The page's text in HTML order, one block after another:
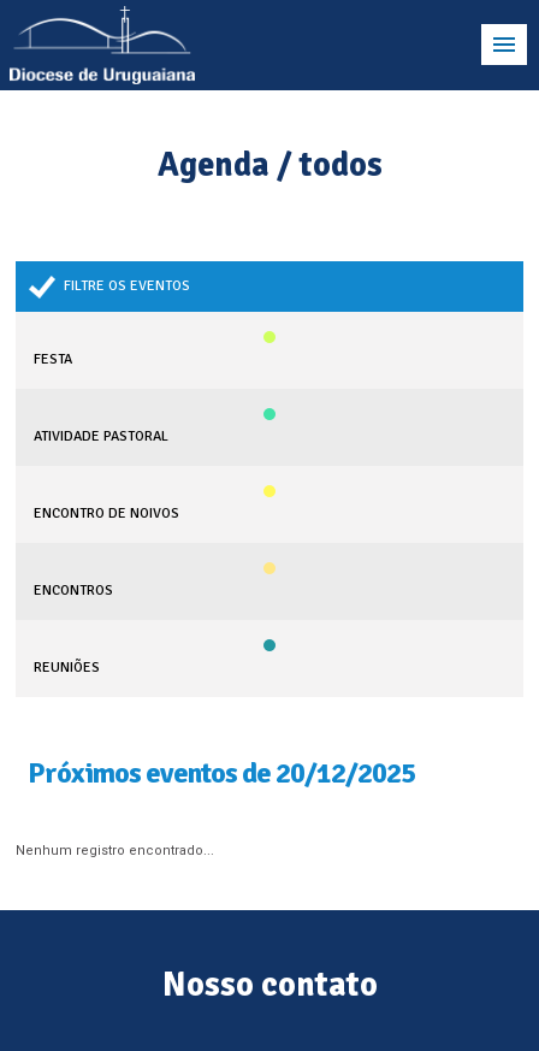
Agenda / todos
FILTRE OS EVENTOS
FESTA
ATIVIDADE PASTORAL
ENCONTRO DE NOIVOS
ENCONTROS
REUNIÕES
Próximos eventos de 20/12/2025
Nenhum registro encontrado...
Nosso contato